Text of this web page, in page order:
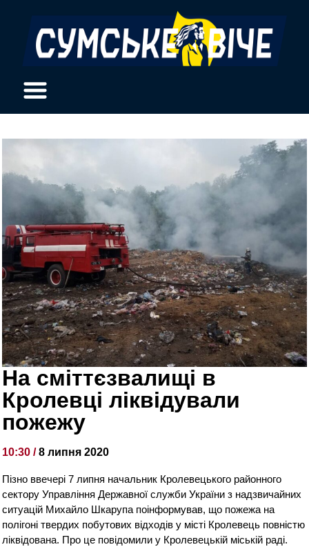
На сміттєзвалищі в
Кролевці ліквідували
пожежу
10:30 /8 липня 2020
Пізно ввечері 7 липня начальник Кролевецького районного
сектору Управління Державної служби України з надзвичайних
ситуацій Михайло Шкарупа поінформував, що пожежа на
полігоні твердих побутових відходів у місті Кролевець повністю
ліквідована. Про це повідомили у Кролевецькій міській раді.